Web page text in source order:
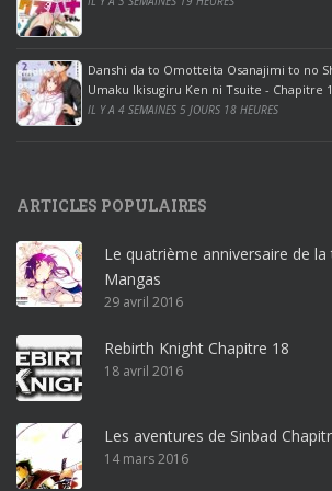
i
c
e
2
0
1
r
o
ff
i
c
e
3
r
Danshi da to Omotteita Osanajimi to no
Umaku Ikisugiru Ken ni Tsuite - Chapitre
IL Y A 4 SEMAINES 5 JOURS 18 HEURES
ARTICLES POPULAIRES
Le quatrième anniversaire de la
Mangas
29 avril 2016
Rebirth Knight Chapitre 18
18 avril 2016
Les aventures de Sinbad
14 mars 2016